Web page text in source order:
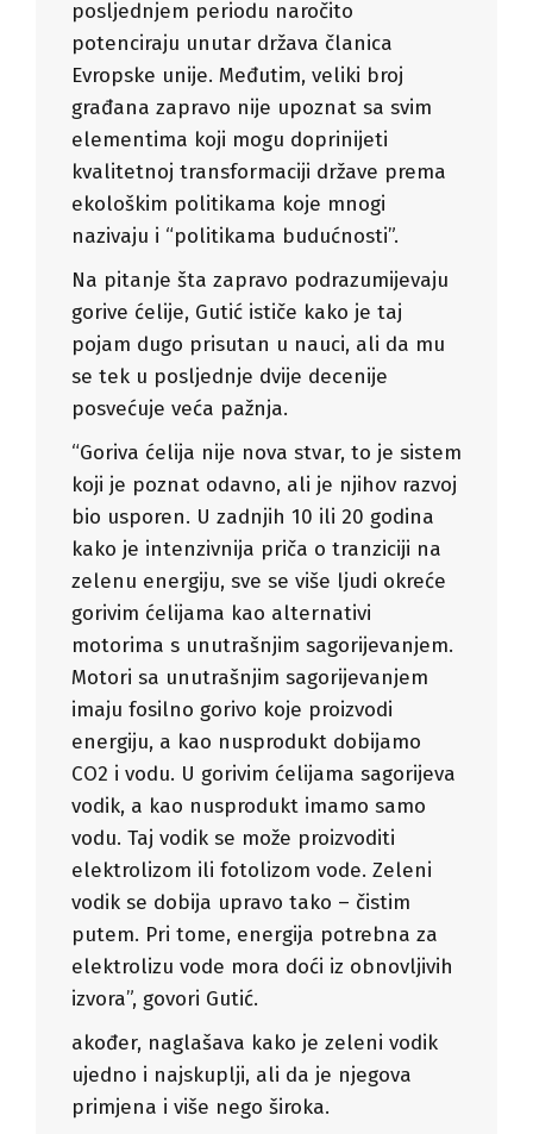
posljednjem periodu naročito
potenciraju unutar država članica
Evropske unije. Međutim, veliki broj
građana zapravo nije upoznat sa svim
elementima koji mogu doprinijeti
kvalitetnoj transformaciji države prema
ekološkim politikama koje mnogi
nazivaju i “politikama budućnosti”.
Na pitanje šta zapravo podrazumijevaju
gorive ćelije, Gutić ističe kako je taj
pojam dugo prisutan u nauci, ali da mu
se tek u posljednje dvije decenije
posvećuje veća pažnja.
“Goriva ćelija nije nova stvar, to je sistem
koji je poznat odavno, ali je njihov razvoj
bio usporen. U zadnjih 10 ili 20 godina
kako je intenzivnija priča o tranziciji na
zelenu energiju, sve se više ljudi okreće
gorivim ćelijama kao alternativi
motorima s unutrašnjim sagorijevanjem.
Motori sa unutrašnjim sagorijevanjem
imaju fosilno gorivo koje proizvodi
energiju, a kao nusprodukt dobijamo
CO2 i vodu. U gorivim ćelijama sagorijeva
vodik, a kao nusprodukt imamo samo
vodu. Taj vodik se može proizvoditi
elektrolizom ili fotolizom vode. Zeleni
vodik se dobija upravo tako – čistim
putem. Pri tome, energija potrebna za
elektrolizu vode mora doći iz obnovljivih
izvora”, govori Gutić.
akođer, naglašava kako je zeleni vodik
ujedno i najskuplji, ali da je njegova
primjena i više nego široka.